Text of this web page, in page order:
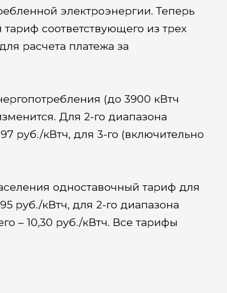
электроэнергии. Теперь
соответствующего из трех
расчета платежа за
(до 3900 кВтч
Для 2-го диапазона
руб./кВтч, для 3-го (включительно
одноставочный тариф для
руб./кВтч, для 2-го диапазона
– 10,30 руб./кВтч. Все тарифы